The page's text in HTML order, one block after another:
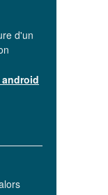
d'un